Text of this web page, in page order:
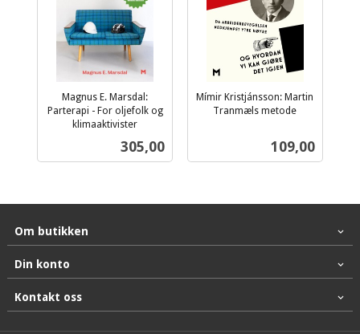
Magnus E. Marsdal:
Parterapi - For oljefolk og
klimaaktivister
Pris
305,00
Mímir Kristjánsson: Martin
Tranmæls metode
Pris
109,00
Om butikken
Din konto
Kontakt oss